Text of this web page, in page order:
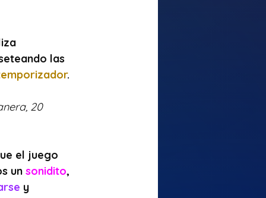
las
.
20
el juego
un sonidito,
y